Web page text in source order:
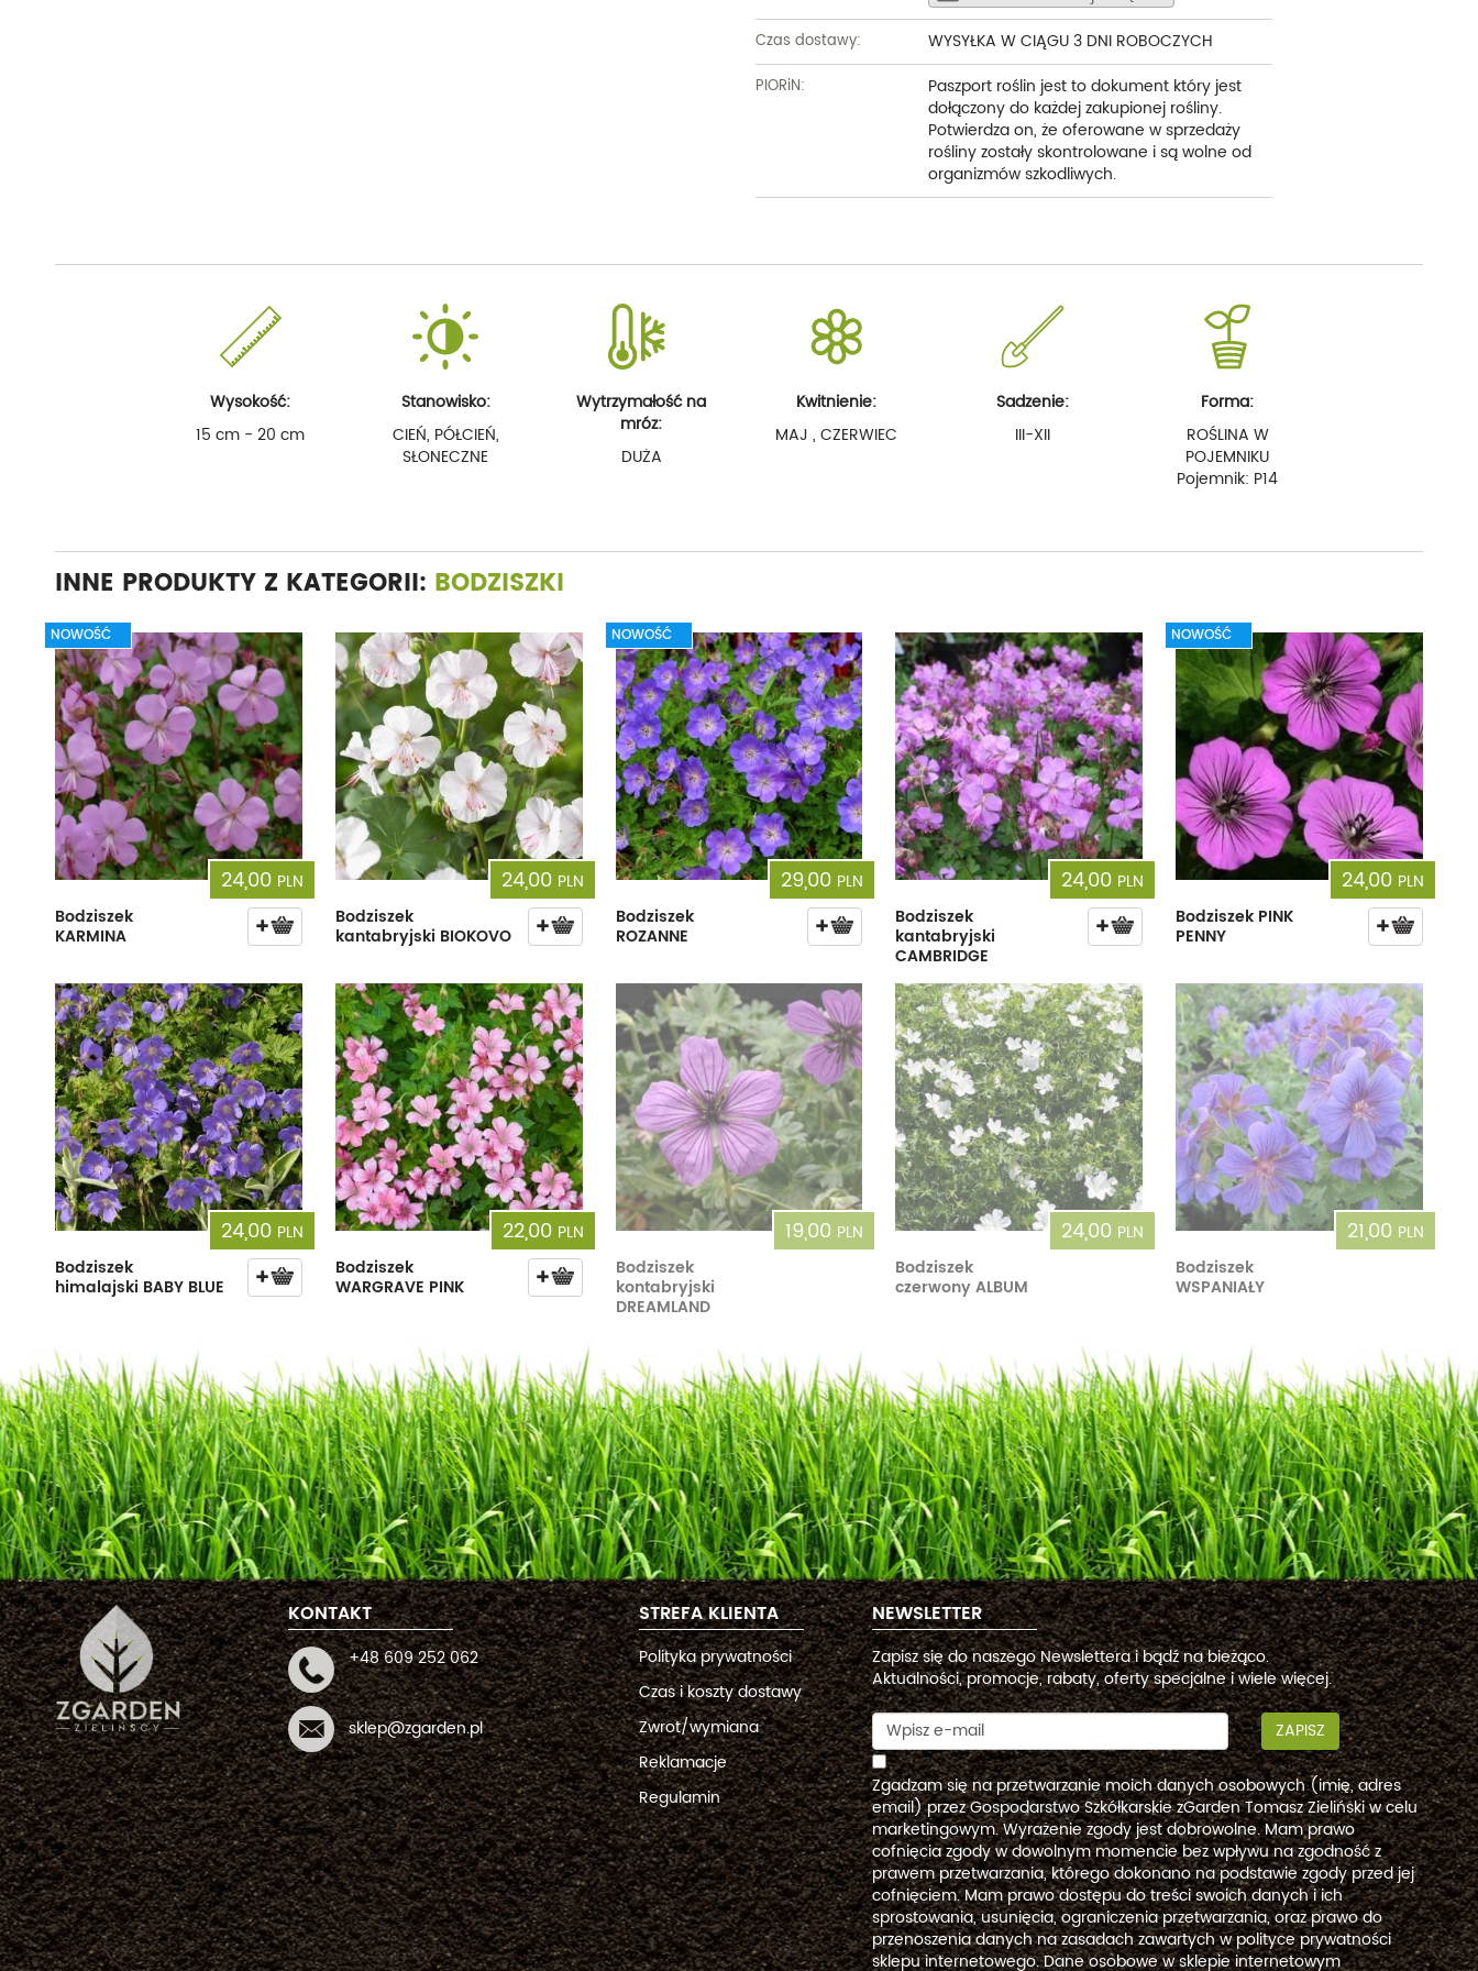
Czas dostawy: WYSYŁKA W CIĄGU 3 DNI ROBOCZYCH
PIORiN:
Paszport roślin jest to dokument który jest
dołączony do każdej zakupionej rośliny.
Potwierdza on, że oferowane w sprzedaży
rośliny zostały skontrolowane i są wolne od
organizmów szkodliwych.
Wysokość:
15 cm - 20 cm
Stanowisko:
CIEŃ, PÓŁCIEŃ,
SŁONECZNE
Wytrzymałość na
mróz:
DUŻA
Kwitnienie:
MAJ , CZERWIEC
Sadzenie:
III-XII
Forma:
ROŚLINA W
POJEMNIKU
Pojemnik: P14
INNE PRODUKTY Z KATEGORII: BODZISZKI
NOWOŚĆ
24,00 PLN
Bodziszek
KARMINA
24,00 PLN
Bodziszek
kantabryjski BIOKOVO
NOWOŚĆ
29,00 PLN
Bodziszek
ROZANNE
24,00 PLN
Bodziszek
kantabryjski
CAMBRIDGE
NOWOŚĆ
24,00 PLN
Bodziszek PINK
PENNY
24,00 PLN
Bodziszek
himalajski BABY BLUE
22,00 PLN
Bodziszek
WARGRAVE PINK
19,00 PLN
Bodziszek
kontabryjski
DREAMLAND
24,00 PLN
Bodziszek
czerwony ALBUM
21,00 PLN
Bodziszek
WSPANIAŁY
KONTAKT
+48 609 252 062
sklep@zgarden.pl
STREFA KLIENTA
Polityka prywatności
Czas i koszty dostawy
Zwrot/wymiana
Reklamacje
Regulamin
NEWSLETTER
Zapisz się do naszego Newslettera i bądź na bieżąco.
Aktualności, promocje, rabaty, oferty specjalne i wiele więcej.
ZAPISZ
Zgadzam się na przetwarzanie moich danych osobowych (imię, adres
email) przez Gospodarstwo Szkółkarskie zGarden Tomasz Zieliński w celu
marketingowym. Wyrażenie zgody jest dobrowolne. Mam prawo
cofnięcia zgody w dowolnym momencie bez wpływu na zgodność z
prawem przetwarzania, którego dokonano na podstawie zgody przed jej
cofnięciem. Mam prawo dostępu do treści swoich danych i ich
sprostowania, usunięcia, ograniczenia przetwarzania, oraz prawo do
przenoszenia danych na zasadach zawartych w polityce prywatności
sklepu internetowego. Dane osobowe w sklepie internetowym